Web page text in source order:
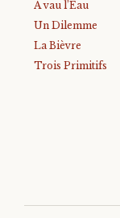
A vau l’Eau
Un Dilemme
La Bièvre
Trois Primitifs